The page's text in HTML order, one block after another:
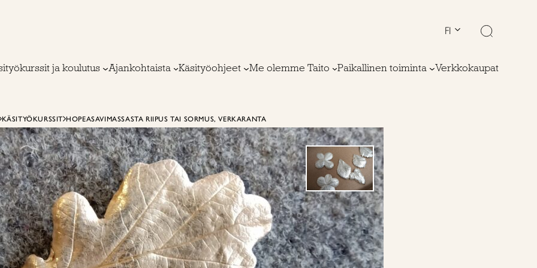
FI
ja koulutus Ajankohtaista Käsityöohjeet Me olemme Taito Paikallinen toiminta Verkkokaupat
KÄSITYÖKURSSIT HOPEASAVIMASSASTA RIIPUS TAI SORMUS, VERKARANTA